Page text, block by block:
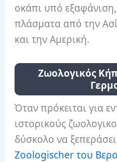
οκάπι υπό
πλάσματα από την
και την Αμερική.
Ζωολογικός
Όταν πρόκειται για
ιστορικούς
δύσκολο να
Zoologischer του